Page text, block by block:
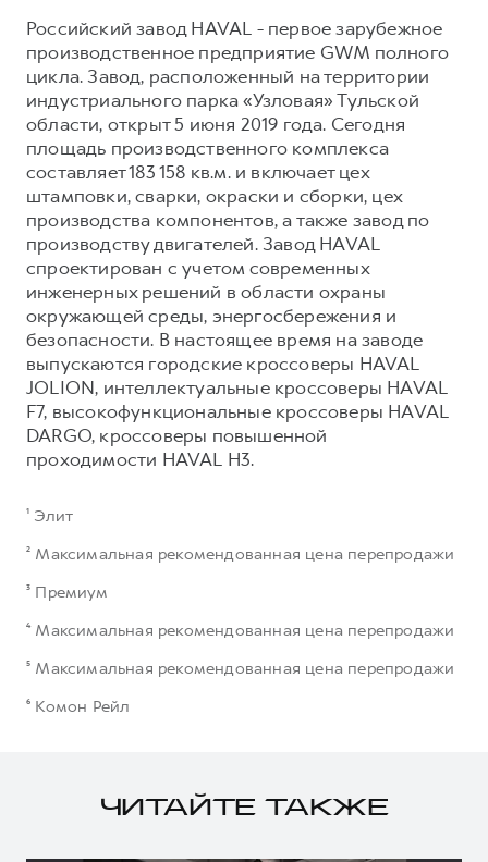
Российский завод HAVAL - первое зарубежное
производственное предприятие GWM полного
цикла. Завод, расположенный на территории
индустриального парка «Узловая» Тульской
области, открыт 5 июня 2019 года. Сегодня
площадь производственного комплекса
составляет 183 158 кв.м. и включает цех
штамповки, сварки, окраски и сборки, цех
производства компонентов, а также завод по
производству двигателей. Завод HAVAL
спроектирован с учетом современных
инженерных решений в области охраны
окружающей среды, энергосбережения и
безопасности. В настоящее время на заводе
выпускаются городские кроссоверы HAVAL
JOLION, интеллектуальные кроссоверы HAVAL
F7, высокофункциональные кроссоверы HAVAL
DARGO, кроссоверы повышенной
проходимости HAVAL H3.
¹ Элит
² Максимальная рекомендованная цена перепродажи
³ Премиум
⁴ Максимальная рекомендованная цена перепродажи
⁵ Максимальная рекомендованная цена перепродажи
⁶ Комон Рейл
ЧИТАЙТЕ ТАКЖЕ